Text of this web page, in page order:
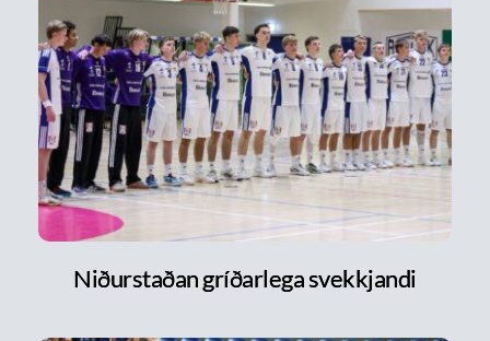
Niðurstaðan gríðarlega svekkjandi